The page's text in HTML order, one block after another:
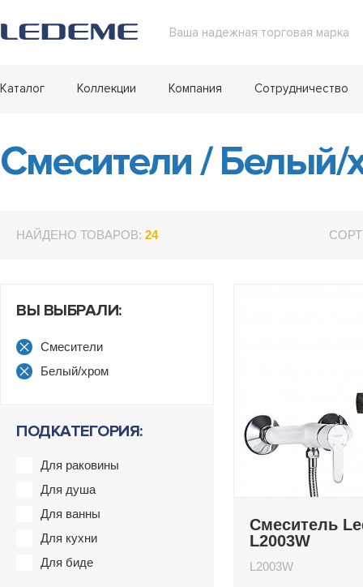
Ваша надежная торговая марка
Каталог Коллекции Компания Сотрудничество
Смесители/Белый/
НАЙДЕНО ТОВАРОВ: 24
ВЫ ВЫБРАЛИ:
Смесители
Белый/хром
ПОДКАТЕГОРИЯ:
Для раковины
Для душа
Для ванны
Для кухни
Для биде
Смеситель
L2003W
L2003W